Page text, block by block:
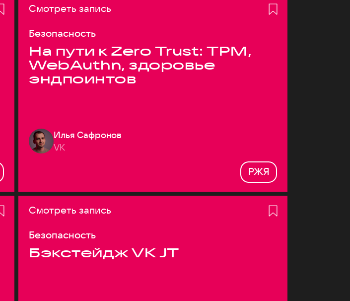
Смотреть запись
Безопасность
На пути к Zero Trust: TPM,
WebAuthn, здоровье
эндпоинтов
Илья Сафронов
VK
РЖЯ
Смотреть запись
Безопасность
Бэкстейдж VK JT